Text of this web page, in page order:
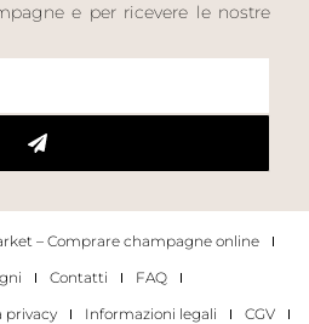
e per ricevere le nostre
– Comprare champagne online
Contatti
FAQ
privacy
Informazioni legali CGV